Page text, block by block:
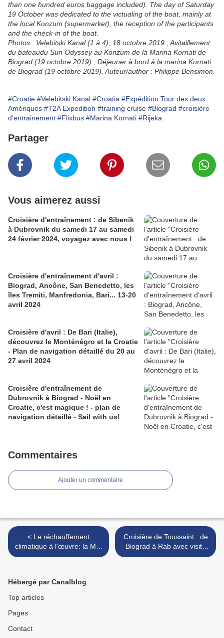
than one hundred euros baggage included). The day of Saturday
19 October was dedicated to the victualing of the boat, mainly at
the local Konzum (supermarket), the reception of the participants
and the check-in of the boat.
Photos : Velebitski Kanal (1 à 4), 18 octobre 2019 ; Avitaillement
du bateaudu Sun Odyssey au Konzum de la Marina Kornati de
Biograd (19 octobre 2019) ; Déjeuner à bord à la marina Kornati
de Biograd (19 octobre 2019). Auteur/author : Philippe Bensimon.
#Croatie #Velebitski Kanal #Croatia #Expédition Tour des deux
Amériques #T2A Expedition #training cruise #Biograd #croisière
d'entrainement #Flixbus #Marina Kornati #Rijeka
Partager
Vous aimerez aussi
Croisière d'entraînement : de Sibenik
à Dubrovnik du samedi 17 au samedi
24 février 2024, voyagez avec nous !
Croisière d'entraînement d'avril :
Biograd, Ancône, San Benedetto, les
îles Tremiti, Manfredonia, Bari... 13-20
avril 2024
Croisière d'avril : De Bari (Italie),
découvrez le Monténégro et la Croatie
- Plan de navigation détaillé du 20 au
27 avril 2024
Croisière d'entraînement de
Dubrovnik à Biograd - Noël en
Croatie, c'est magique ! - plan de
navigation détaillé - Sail with us!
Commentaires
Ajouter un commentaire
< Le réchauffement
climatique à l'œuvre: la Mer
Baltique perd ses poissons
Croisière de Toussaint : de
Biograd à Rab avec visite
de Zadar - Training cruise
Hébergé par Canalblog
Top articles
Pages
Contact